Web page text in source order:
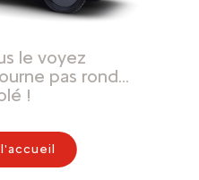
le voyez
pas rond…
!